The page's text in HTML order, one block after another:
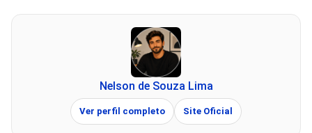
Nelson de Souza Lima
Ver perfil completo Site Oficial